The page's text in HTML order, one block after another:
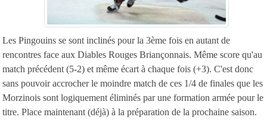
Les Pingouins se sont inclinés pour la 3ème fois en autant de
rencontres face aux Diables Rouges Briançonnais. Même score qu'au
match précédent (5-2) et même écart à chaque fois (+3). C'est donc
sans pouvoir accrocher le moindre match de ces 1/4 de finales que les
Morzinois sont logiquement éliminés par une formation armée pour le
titre. Place maintenant (déjà) à la préparation de la prochaine saison.